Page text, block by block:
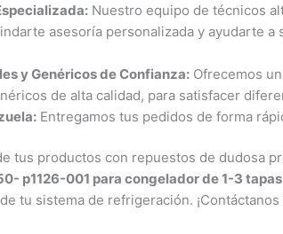
Nuestro equipo de técnicos
asesoría personalizada y ayudarte
y Genéricos de Confianza: Ofrecemos
de alta calidad, para satisfacer
Entregamos tus pedidos de forma
tus productos con repuestos de dudosa
p1126-001 para congelador de 1-3
tu sistema de refrigeración.